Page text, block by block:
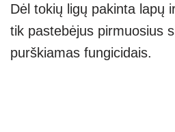
Dėl tokių ligų pakinta lapų
tik pastebėjus pirmuosius
purškiamas fungicidais.